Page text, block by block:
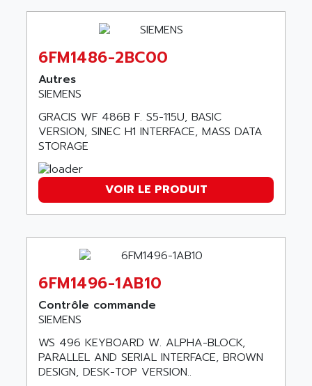
PS316
PB100
PB 300 / PB 600
5000
SMC35
SCALANCE
SMC40
SCM50
A16B
MIDIMASTER VECTOR
MIDIMASTER
SMC200
ADVANTYS TELEFAST
TELEFAST ABE7
750
AT
AB2
ALTRAC AG
ALTRONICS
ALTRONIX
ALUTRON
ALX
AMADA
AMAN
AMAREX
AMAT
AMBERSIL
AMC
AMDV
AMERICAN DYNAMICS
AMERICAN MEGATRENDS
AMERICAN MICROSEMICONDUCTOR
AMERICAN MICROSEMICONDUCTOR INC
6FM1486-2BC00
Autres
SIEMENS
GRACIS WF 486B F. S5-115U, BASIC
VERSION, SINEC H1 INTERFACE, MASS DATA
STORAGE
VOIR LE PRODUIT
6FM1496-1AB10
Contrôle commande
SIEMENS
WS 496 KEYBOARD W. ALPHA-BLOCK,
PARALLEL AND SERIAL INTERFACE, BROWN
DESIGN, DESK-TOP VERSION..